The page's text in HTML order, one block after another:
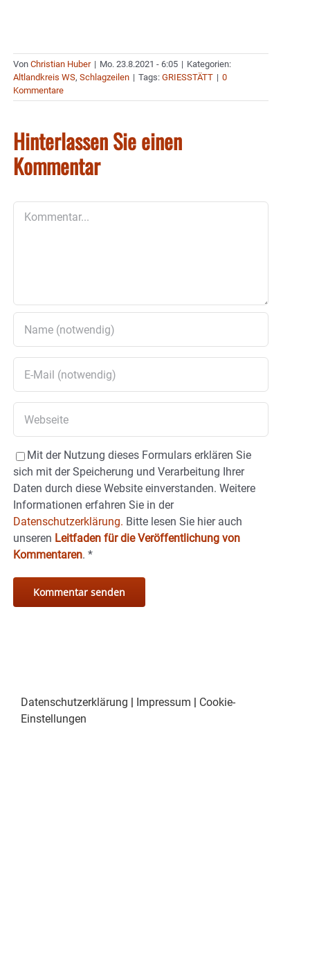
Von Christian Huber | Mo. 23.8.2021 - 6:05 | Kategorien:
Altlandkreis WS, Schlagzeilen | Tags: GRIESSTÄTT | 0
Kommentare
Hinterlassen Sie einen
Kommentar
Mit der Nutzung dieses Formulars erklären Sie
sich mit der Speicherung und Verarbeitung Ihrer
Daten durch diese Website einverstanden. Weitere
Informationen erfahren Sie in der
Datenschutzerklärung. Bitte lesen Sie hier auch
unseren Leitfaden für die Veröffentlichung von
Kommentaren. *
Datenschutzerklärung Impressum
Cookie-
Einstellungen